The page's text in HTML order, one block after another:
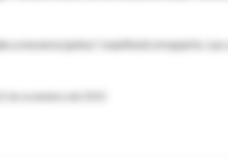
a moverse juntos", manifestó el experto.